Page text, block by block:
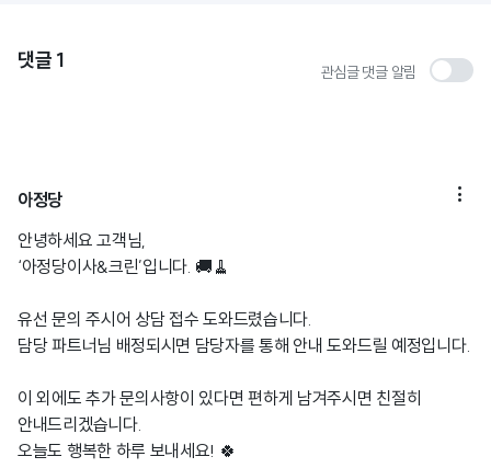
댓글 1 관심글 댓글 알림
아정당 
안녕하세요 고객님,
‘아정당이사&크린’입니다. 🚚🧹
유선 문의 주시어 상담 접수 도와드렸습니다.
담당 파트너님 배정되시면 담당자를 통해 안내 도와드릴 예정입니다.
이 외에도 추가 문의사항이 있다면 편하게 남겨주시면 친절히
안내드리겠습니다.
오늘도 행복한 하루 보내세요! 🍀